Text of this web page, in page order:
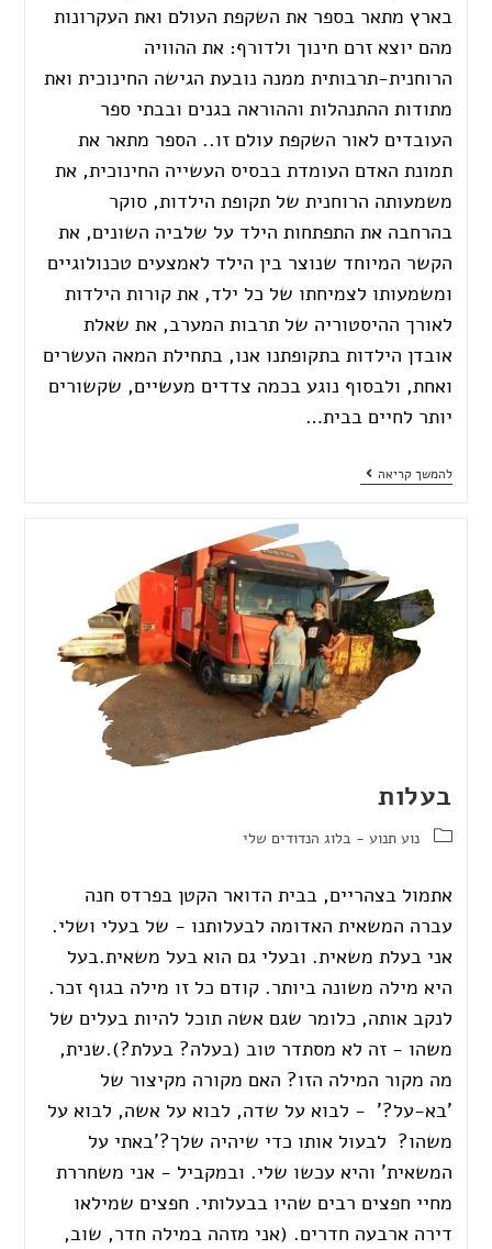
בארץ מתאר בספר את השקפת העולם ואת העקרונות
מהם יוצא זרם חינוך ולדורף: את ההוויה
הרוחנית-תרבותית ממנה נובעת הגישה החינוכית ואת
מתודות ההתנהלות וההוראה בגנים ובבתי ספר
העובדים לאור השקפת עולם זו.. הספר מתאר את
תמונת האדם העומדת בבסיס העשייה החינוכית, את
משמעותה הרוחנית של תקופת הילדות, סוקר
בהרחבה את התפתחות הילד על שלביה השונים, את
הקשר המיוחד שנוצר בין הילד לאמצעים טכנולוגיים
ומשמעותו לצמיחתו של כל ילד, את קורות הילדות
לאורך ההיסטוריה של תרבות המערב, את שאלת
אובדן הילדות בתקופתנו אנו, בתחילת המאה העשרים
ואחת, ולבסוף נוגע בכמה צדדים מעשיים, שקשורים
יותר לחיים בבית…
להמשך קריאה
בעלות
נוע תנוע - בלוג הנדודים שלי
אתמול בצהריים, בבית הדואר הקטן בפרדס חנה
עברה המשאית האדומה לבעלותנו - של בעלי ושלי.
אני בעלת משאית. ובעלי גם הוא בעל משאית.בעל
היא מילה משונה ביותר. קודם כל זו מילה בגוף זכר.
לנקב אותה, כלומר שגם אשה תוכל להיות בעלים של
משהו - זה לא מסתדר טוב (בעלה? בעלת?).שנית,
מה מקור המילה הזו? האם מקורה מקיצור של
'בא-על?' - לבוא על שדה, לבוא על אשה, לבוא על
משהו? לבעול אותו כדי שיהיה שלך?'באתי על
המשאית' והיא עכשו שלי. ובמקביל - אני משחררת
מחיי חפצים רבים שהיו בבעלותי. חפצים שמילאו
דירה ארבעה חדרים. (אני מזהה במילה חדר, שוב,